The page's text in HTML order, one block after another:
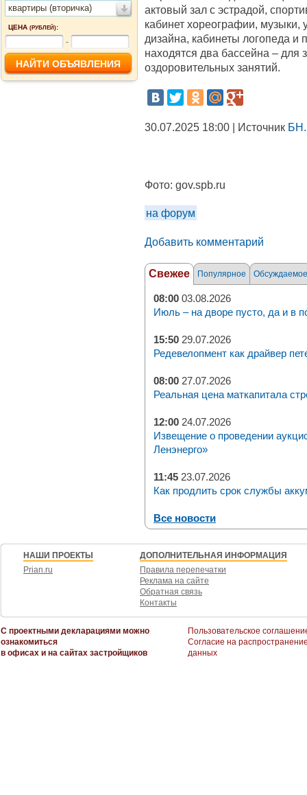
квартиры (вторичка)
ЦЕНА (РУБЛЕЙ):
-
актовый зал с эстрадой,
кабинет хореографии, музыки,
дизайна, кабинеты логопеда и
находятся два бассейна – для
оздоровительных занятий.
30.07.2025 18:00 | Источник
Фото: gov.spb.ru
на форум
Добавить комментарий
Свежее Популярное Обсуждаемое
08:00 03.08.2026
Июль – на дворе пусто, да и в
15:50 29.07.2026
Редевелопмент как драйвер
08:00 27.07.2026
Реальная цена маткапитала
12:00 24.07.2026
Извещение о проведении
Ленэнерго»
11:45 23.07.2026
Как продлить срок службы
Все новости
НАШИ ПРОЕКТЫ
Prian.ru
ДОПОЛНИТЕЛЬНАЯ ИНФОРМАЦИЯ
Правила перепечатки
Реклама на сайте
Обратная связь
Контакты
С проектными декларациями можно
ознакомиться
в офисах и на сайтах застройщиков
Пользовательское
Согласие на
данных